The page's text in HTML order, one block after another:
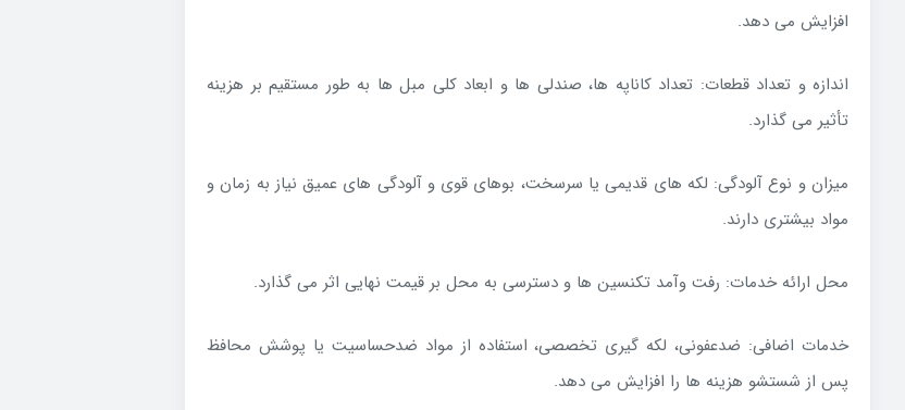
افزایش می دهد.
اندازه و تعداد قطعات: تعداد کاناپه ها، صندلی ها و ابعاد کلی مبل ها به طور مستقیم بر هزینه
تأثیر می گذارد.
میزان و نوع آلودگی: لکه های قدیمی یا سرسخت، بوهای قوی و آلودگی های عمیق نیاز به زمان و
مواد بیشتری دارند.
محل ارائه خدمات: رفت وآمد تکنسین ها و دسترسی به محل بر قیمت نهایی اثر می گذارد.
خدمات اضافی: ضدعفونی، لکه گیری تخصصی، استفاده از مواد ضدحساسیت یا پوشش محافظ
پس از شستشو هزینه ها را افزایش می دهد.